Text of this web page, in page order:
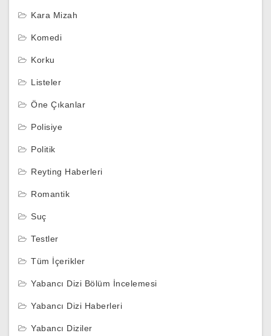
Kara Mizah
Komedi
Korku
Listeler
Öne Çıkanlar
Polisiye
Politik
Reyting Haberleri
Romantik
Suç
Testler
Tüm İçerikler
Yabancı Dizi Bölüm İncelemesi
Yabancı Dizi Haberleri
Yabancı Diziler